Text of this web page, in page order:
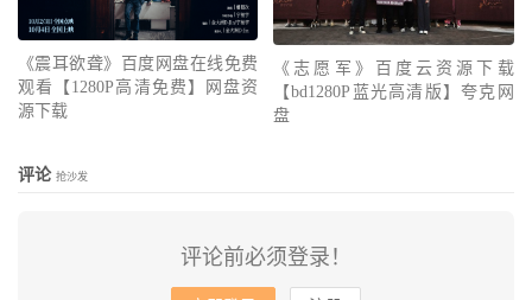
《震耳欲聋》百度网盘在线免费
观看【1280P高清免费】网盘资
源下载
《志愿军》百度云资源下载
【bd1280P蓝光高清版】夸克网
盘
评论 抢沙发
评论前必须登录！